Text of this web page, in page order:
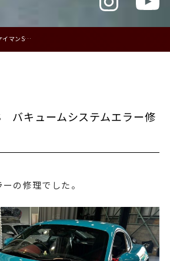
７１８ケイマンS バキュームシステムエラー修理
バキュームシステムエラー修
の修理でした。